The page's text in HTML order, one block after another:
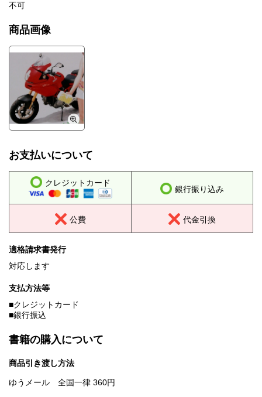
不可
商品画像
お支払いについて
クレジットカード
銀行振り込み
公費 代金引換
適格請求書発行
対応します
支払方法等
■クレジットカード
■銀行振込
書籍の購入について
商品引き渡し方法
ゆうメール 全国一律 360円